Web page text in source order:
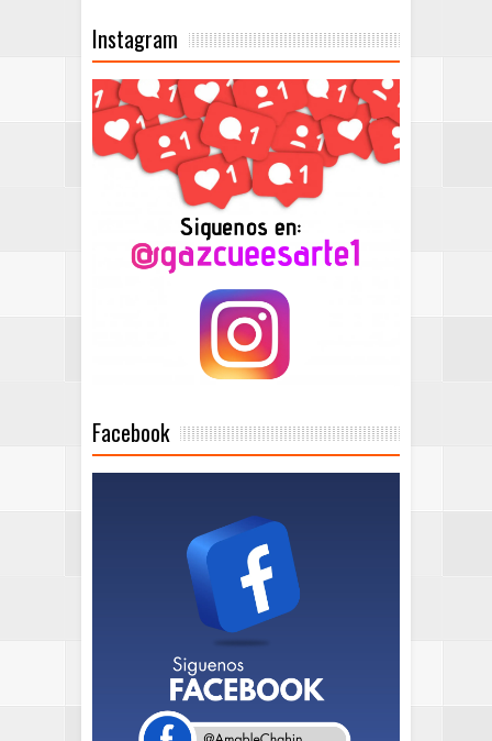
Instagram
Facebook